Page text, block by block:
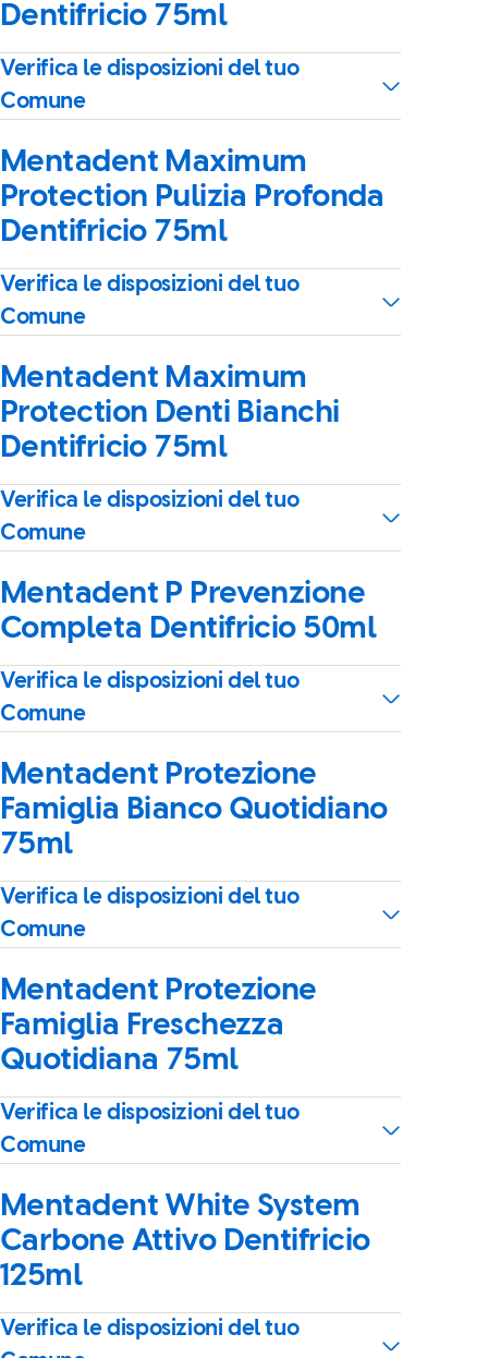
Dentifricio 75ml
Verifica le disposizioni del tuo
Comune
Mentadent Maximum
Protection Pulizia Profonda
Dentifricio 75ml
Verifica le disposizioni del tuo
Comune
Mentadent Maximum
Protection Denti Bianchi
Dentifricio 75ml
Verifica le disposizioni del tuo
Comune
Mentadent P Prevenzione
Completa Dentifricio 50ml
Verifica le disposizioni del tuo
Comune
Mentadent Protezione
Famiglia Bianco Quotidiano
75ml
Verifica le disposizioni del tuo
Comune
Mentadent Protezione
Famiglia Freschezza
Quotidiana 75ml
Verifica le disposizioni del tuo
Comune
Mentadent White System
Carbone Attivo Dentifricio
125ml
Verifica le disposizioni del tuo